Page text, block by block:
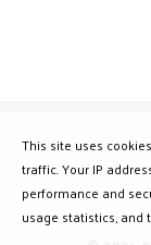
This site uses
traffic. Your IP
performance and
usage statistics, and